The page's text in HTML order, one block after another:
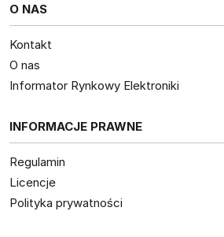
O NAS
Kontakt
O nas
Informator Rynkowy Elektroniki
INFORMACJE PRAWNE
Regulamin
Licencje
Polityka prywatności